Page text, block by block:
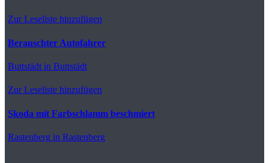
Zur Leseliste hinzufügen
Berauschter Autofahrer
Buttstädt in Buttstädt
Zur Leseliste hinzufügen
Skoda mit Farbschlamm beschmiert
Rastenberg in Rastenberg